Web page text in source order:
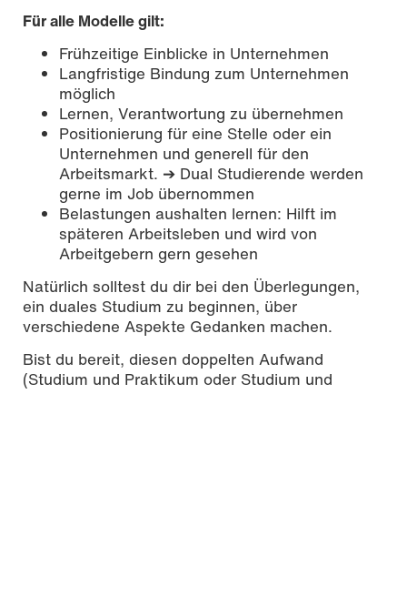
Für alle Modelle gilt:
Frühzeitige Einblicke in Unternehmen
Langfristige Bindung zum Unternehmen
möglich
Lernen, Verantwortung zu übernehmen
Positionierung für eine Stelle oder ein
Unternehmen und generell für den
Arbeitsmarkt. ➔ Dual Studierende werden
gerne im Job übernommen
Belastungen aushalten lernen: Hilft im
späteren Arbeitsleben und wird von
Arbeitgebern gern gesehen
Natürlich solltest du dir bei den Überlegungen,
ein duales Studium zu beginnen, über
verschiedene Aspekte Gedanken machen.
Bist du bereit, diesen doppelten Aufwand
(Studium und Praktikum oder Studium und